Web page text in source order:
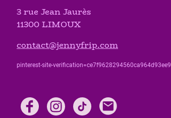
3 rue Jean Jaurès
11300 LIMOUX
contact@jennyfrip.com
pinterest-site-